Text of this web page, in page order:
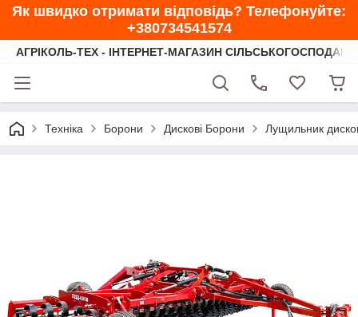
Як швидко отримати відповідь? Телефонуйте:
+380734541574
АГРІКОЛЬ-ТЕХ - ІНТЕРНЕТ-МАГАЗИН
Техніка Борони Дискові Борони Лущильник